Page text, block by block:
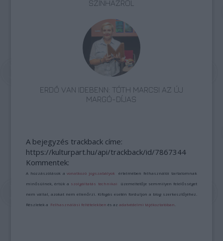
SZÍNHÁZRÓL
ERDŐ VAN IDEBENN: TÓTH MARCSI AZ ÚJ
MARGÓ-DÍJAS
A bejegyzés trackback címe:
https://kulturpart.hu/api/trackback/id/7867344
Kommentek:
A hozzászólások avonatkozó jogszabályok értelmében felhasználói tartalomnak
minősülnek, értük a szolgáltatás technikai üzemeltetője semmilyen felelősséget
nem vállal, azokat nem ellenőrzi. Kifogás esetén forduljon a blog szerkesztőjéhez.
Részletek a Felhasználási feltételekben és azadatvédelmi tájékoztatóban